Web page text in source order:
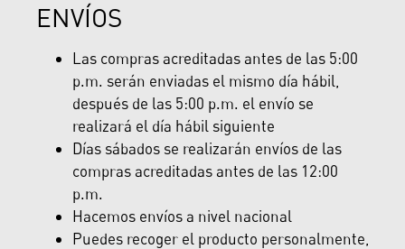
ENVÍOS
Las compras acreditadas antes de las 5:00
p.m. serán enviadas el mismo día hábil,
después de las 5:00 p.m. el envío se
realizará el día hábil siguiente
Días sábados se realizarán envíos de las
compras acreditadas antes de las 12:00
p.m.
Hacemos envíos a nivel nacional
Puedes recoger el producto personalmente,